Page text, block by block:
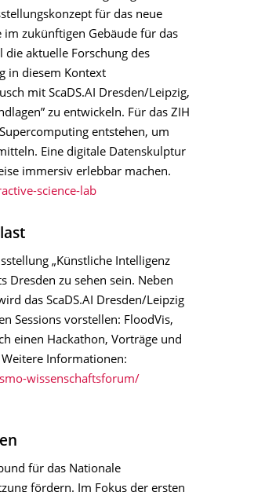
für das neue
zukünftigen Gebäude für das
die aktuelle Forschung des
in diesem Kontext
mit ScaDS.AI Dresden/Leipzig,
zu entwickeln. Für das ZIH
entstehen, um
Eine digitale Datenskulptur
immersiv erlebbar machen.
science-lab
„Künstliche Intelligenz
Dresden zu sehen sein. Neben
das ScaDS.AI Dresden/Leipzig
Sessions vorstellen: FloodVis,
einen Hackathon, Vorträge und
Informationen:
wissenschaftsforum/
für das Nationale
fördern. Im Fokus der ersten